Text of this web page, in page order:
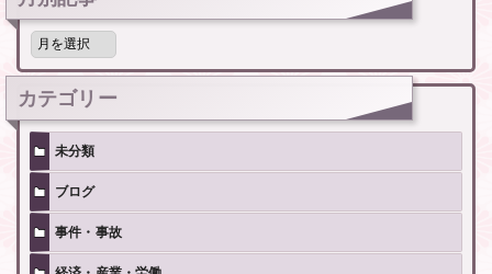
月
記
事
カテゴリー
未分類
ブログ
事件・事故